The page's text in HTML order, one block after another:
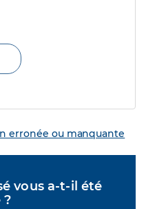
erronée ou manquante
vous a-t-il été
?